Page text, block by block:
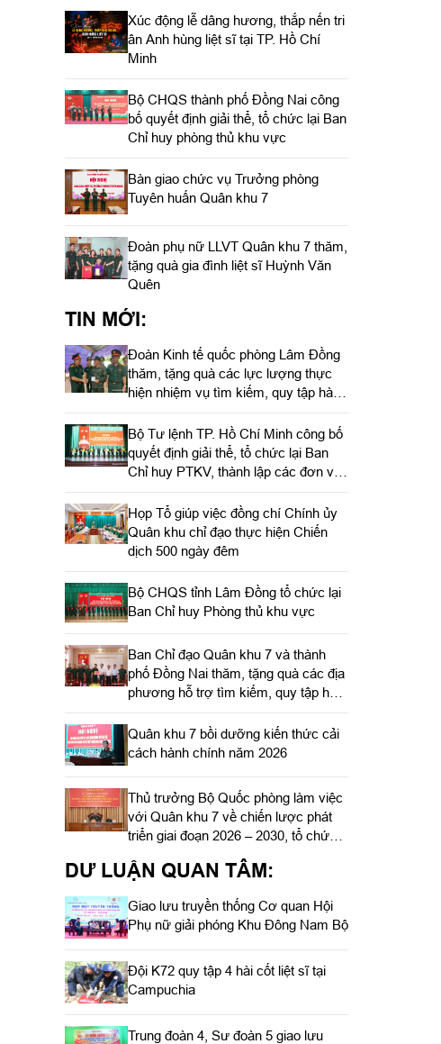
Xúc động lễ dâng hương, thắp nến tri
ân Anh hùng liệt sĩ tại TP. Hồ Chí
Minh
Bộ CHQS thành phố Đồng Nai công
bố quyết định giải thể, tổ chức lại Ban
Chỉ huy phòng thủ khu vực
Bàn giao chức vụ Trưởng phòng
Tuyên huấn Quân khu 7
Đoàn phụ nữ LLVT Quân khu 7 thăm,
tặng quà gia đình liệt sĩ Huỳnh Văn
Quên
TIN MỚI:
Đoàn Kinh tế quốc phòng Lâm Đồng
thăm, tặng quà các lực lượng thực
hiện nhiệm vụ tìm kiếm, quy tập hài
cốt liệt sĩ
Bộ Tư lệnh TP. Hồ Chí Minh công bố
quyết định giải thể, tổ chức lại Ban
Chỉ huy PTKV, thành lập các đơn vị
trực thuộc
Họp Tổ giúp việc đồng chí Chính ủy
Quân khu chỉ đạo thực hiện Chiến
dịch 500 ngày đêm
Bộ CHQS tỉnh Lâm Đồng tổ chức lại
Ban Chỉ huy Phòng thủ khu vực
Ban Chỉ đạo Quân khu 7 và thành
phố Đồng Nai thăm, tặng quà các địa
phương hỗ trợ tìm kiếm, quy tập hài
cốt liệt sĩ
Quân khu 7 bồi dưỡng kiến thức cải
cách hành chính năm 2026
Thủ trưởng Bộ Quốc phòng làm việc
với Quân khu 7 về chiến lược phát
triển giai đoạn 2026 – 2030, tổ chức,
cơ cấu lại doanh nghiệp
DƯ LUẬN QUAN TÂM:
Giao lưu truyền thống Cơ quan Hội
Phụ nữ giải phóng Khu Đông Nam Bộ
Đội K72 quy tập 4 hài cốt liệt sĩ tại
Campuchia
Trung đoàn 4, Sư đoàn 5 giao lưu